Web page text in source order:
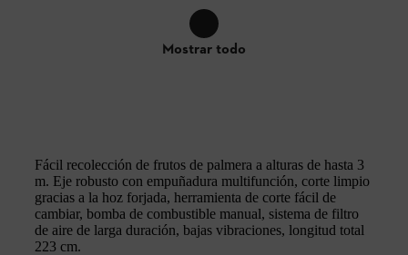
Mostrar todo
Fácil recolección de frutos de palmera a alturas de hasta 3
m. Eje robusto con empuñadura multifunción, corte limpio
gracias a la hoz forjada, herramienta de corte fácil de
cambiar, bomba de combustible manual, sistema de filtro
de aire de larga duración, bajas vibraciones, longitud total
223 cm.